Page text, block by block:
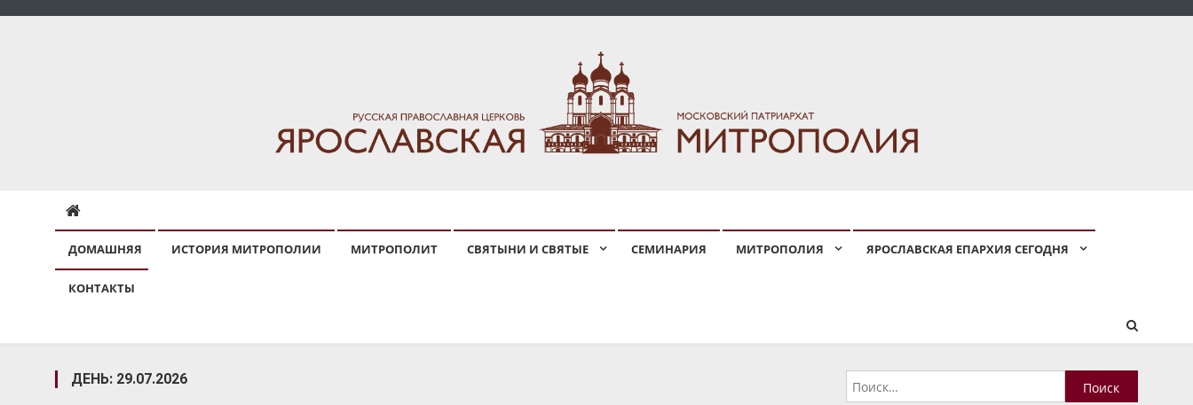
ДОМАШНЯЯ ИСТОРИЯ МИТРОПОЛИИ МИТРОПОЛИТ СВЯТЫНИ И СВЯТЫЕ СЕМИНАРИЯ МИТРОПОЛИЯ ЯРОСЛАВСКАЯ ЕПАРХИЯ СЕГОДНЯ
КОНТАКТЫ
ДЕНЬ: 29.07.2026 Найти: